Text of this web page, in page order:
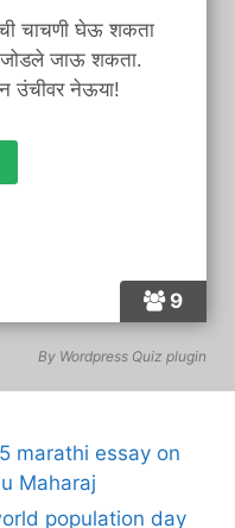
9
चाचणी घेऊ शकता
जाऊ शकता.
उंचीवर नेऊया!
By Wordpress Quiz plugin
marathi essay on
Maharaj
population day